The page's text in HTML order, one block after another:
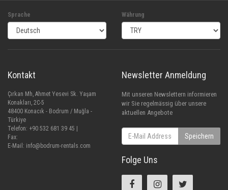
Sprache Währung
Kontakt
Çırkan Mh, Ahmet Yesevi Sk. Yaşam
Konakları, 2C-5
48400 Konacık - Bodrum / Muğla -
Türkiye
Telefon: +90 532 681 39 45 |
Fax:
E-Mail: info@bodrum-rentals.com
Newsletter Anmeldung
Mit unseren Newslettern informieren
wir Sie regelmässig über unsere
aktuellen Angebote
Speichern
Folge Uns